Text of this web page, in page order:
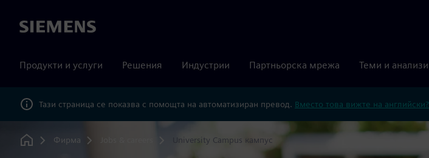
Siemens
Продукти и услуги Решения Индустрии Партньорска мрежа Теми и анализи
Тази страница се показва с помощта на автоматизиран превод. Вместо това вижте на английски?
Home
Фирма University Campus кампус